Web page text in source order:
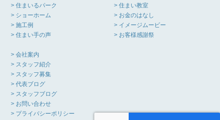
> 住まいるパーク
> ショーホーム
> 施工例
> 住まい手の声
> 住まい教室
> お金のはなし
> イメージムービー
> お客様感謝祭
> 会社案内
> スタッフ紹介
> スタッフ募集
> 代表ブログ
> スタッフブログ
> お問い合わせ
> プライバシーポリシー